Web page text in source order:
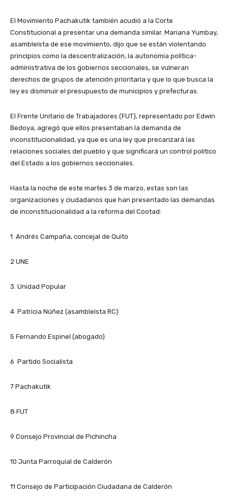
El Movimiento Pachakutik también acudió a la Corte
Constitucional a presentar una demanda similar. Mariana Yumbay,
asambleísta de ese movimiento, dijo que se están violentando
principios como la descentralización, la autonomía política-
administrativa de los gobiernos seccionales, se vulneran
derechos de grupos de atención prioritaria y que lo que busca la
ley es disminuir el presupuesto de municipios y prefecturas.
El Frente Unitario de Trabajadores (FUT), representado por Edwin
Bedoya, agregó que ellos presentaban la demanda de
inconstitucionalidad, ya que es una ley que precarizará las
relaciones sociales del pueblo y que significará un control político
del Estado a los gobiernos seccionales.
Hasta la noche de este martes 3 de marzo, estas son las
organizaciones y ciudadanos que han presentado las demandas
de inconstitucionalidad a la reforma del Cootad:
1 Andrés Campaña, concejal de Quito
2 UNE
3. Unidad Popular
4 Patricia Núñez (asambleísta RC)
5 Fernando Espinel (abogado)
6 Partido Socialista
7 Pachakutik
8 FUT
9 Consejo Provincial de Pichincha
10 Junta Parroquial de Calderón
11 Consejo de Participación Ciudadana de Calderón